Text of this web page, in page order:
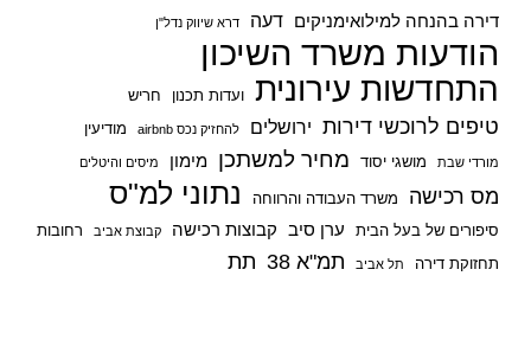
דירה בהנחה למילואימניקים דעה דרא שיווק נדל"ן
הודעות משרד השיכון
התחדשות עירונית ועדות תכנון חריש
טיפים לרוכשי דירות ירושלים להחזיק נכס airbnb מודיעין
מורדי שבת מושגי יסוד מחיר למשתכן מימון מיסים והיטלים
מס רכישה משרד העבודה והרווחה נתוני למ"ס
סיפורים של בעל הבית ערן סיב קבוצות רכישה קבוצת אביב
רחובות
תחזוקת דירה
תל אביב תמ"א 38 תת